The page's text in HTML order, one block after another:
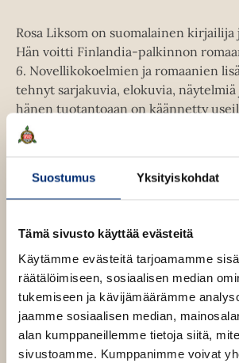
Suostumus Yksityiskohdat
Tämä sivusto käyttää evästeitä
Käytämme evästeitä tarjoamamme
räätälöimiseen, sosiaalisen median
tukemiseen ja kävijämäärämme
jaamme sosiaalisen median,
alan kumppaneillemme tietoja siitä,
sivustoamme. Kumppanimme voivat
a
u
u
t
e
n
ä
l
l
e
h
t
e
e
n
a
a
u
u
t
e
n
v
l
l
Rosa Liksom on suomalainen
Hän voitti Finlandia-palkinnon
6. Novellikokoelmien ja romaanien
tehnyt sarjakuvia, elokuvia,
hänen tuotantoaan on käännetty
a
i
s
m